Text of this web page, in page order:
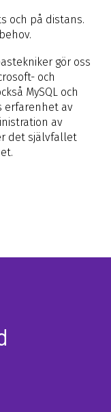
och på distans.
gör oss
och
MySQL och
erfarenhet av
av
det självfallet